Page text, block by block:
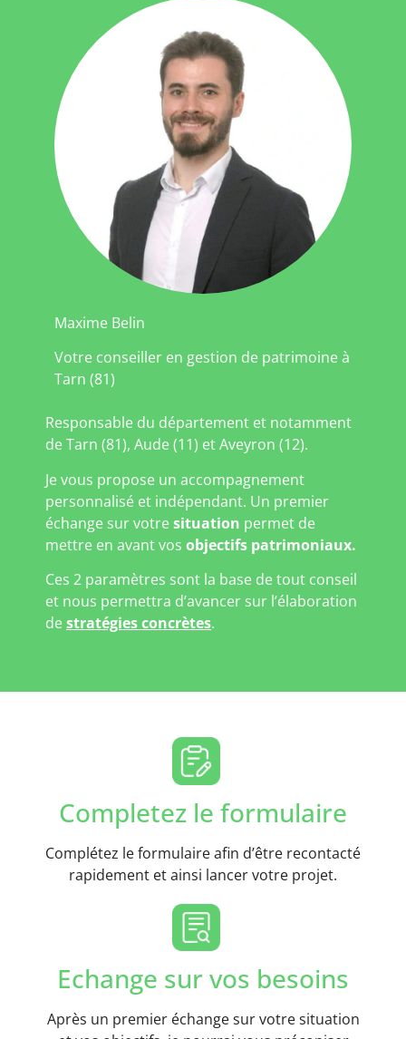
Maxime Belin
Votre conseiller en gestion de patrimoine à
Tarn (81)
Responsable du département et notamment
de Tarn (81), Aude (11) et Aveyron (12).
Je vous propose un accompagnement
personnalisé et indépendant. Un premier
échange sur votresituation permet de
mettre en avant vos objectifs patrimoniaux.
Ces 2 paramètres sont la base de tout conseil
et nous permettra d’avancer sur l’élaboration
destratégies concrètes.
Completez le formulaire
Complétez le formulaire afin d’être recontacté
rapidement et ainsi lancer votre projet.
Echange sur vos besoins
Après un premier échange sur votre situation